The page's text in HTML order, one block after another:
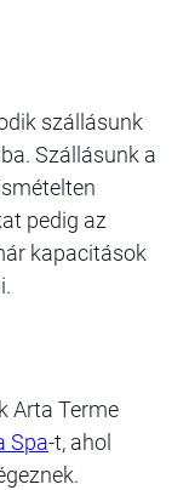
szállásunk
Szállásunk a
pedig az
kapacitások
Arta Terme
Spa-t, ahol